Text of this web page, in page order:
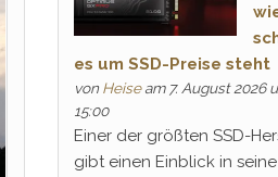
es um SSD-Preise steht
vonHeiseam 7. August 2026
15:00
Einer der größten SSD-
gibt einen Einblick in seine